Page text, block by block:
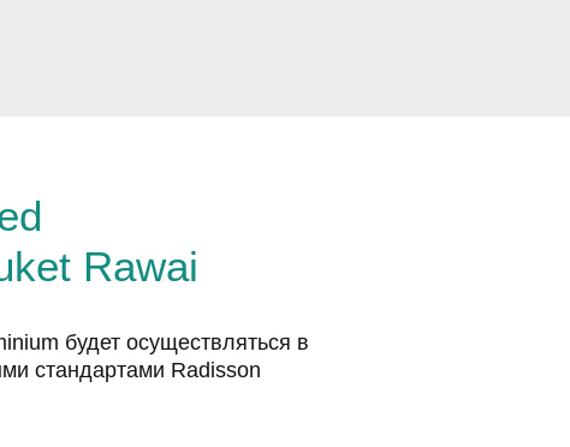
Rawai
будет осуществляться в
стандартами Radisson